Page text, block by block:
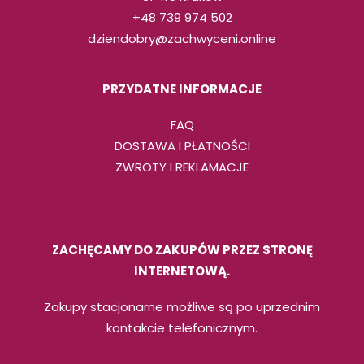
+48 739 974 502
dziendobry@zachwyceni.online
PRZYDATNE INFORMACJE
FAQ
DOSTAWA I PŁATNOŚCI
ZWROTY I REKLAMACJE
ZACHĘCAMY DO ZAKUPÓW PRZEZ STRONĘ
INTERNETOWĄ.
Zakupy stacjonarne możliwe są po uprzednim
kontakcie telefonicznym.